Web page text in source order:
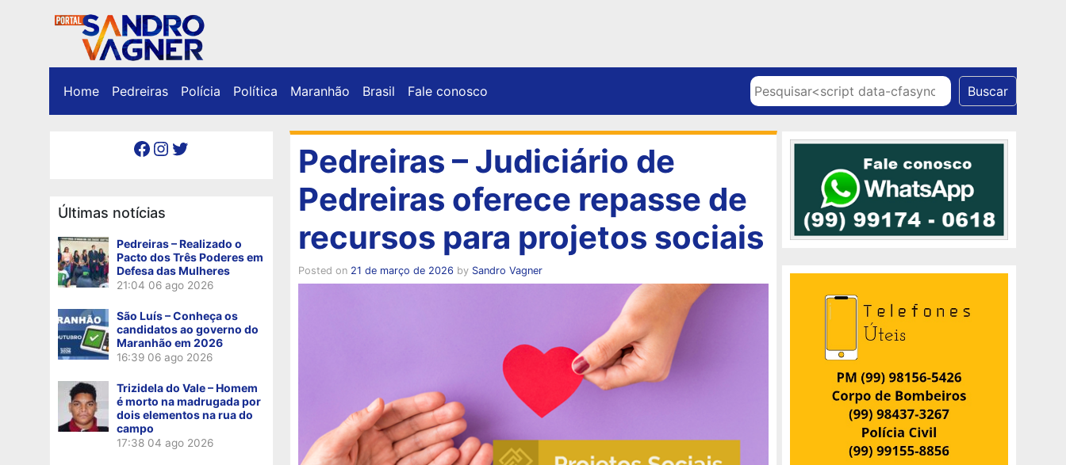
Home Pedreiras Polícia Política Maranhão Brasil Fale conosco Pesquisar Buscar
Facebook Instagram Twitter
Últimas notícias
Pedreiras – Realizado o
Pacto dos Três Poderes em
Defesa das Mulheres
21:04 06 ago 2026
São Luís – Conheça os
candidatos ao governo do
Maranhão em 2026
16:39 06 ago 2026
Trizidela do Vale – Homem
é morto na madrugada por
dois elementos na rua do
campo
17:38 04 ago 2026
Pedreiras – Judiciário de
Pedreiras oferece repasse de
recursos para projetos sociais
Posted on 21 de março de 2026 by Sandro Vagner